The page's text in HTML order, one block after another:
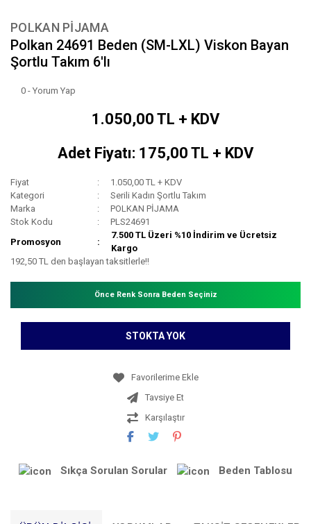
POLKAN PİJAMA
Polkan 24691 Beden (SM-LXL) Viskon Bayan
Şortlu Takım 6'lı
0 - Yorum Yap
1.050,00 TL + KDV
Adet Fiyatı: 175,00 TL + KDV
Fiyat
1.050,00 TL + KDV
Kategori
Serili Kadın Şortlu Takım
Marka
POLKAN PİJAMA
Stok Kodu
PLS24691
Promosyon
7.500 TL Üzeri %10 İndirim ve Ücretsiz
Kargo
192,50 TL den başlayan taksitlerle!!
Önce Renk Sonra Beden Seçiniz
STOKTA YOK
Tavsiye Et
Karşılaştır
Sıkça Sorulan Sorular Beden Tablosu